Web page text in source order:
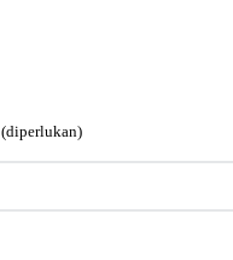
(diperlukan)